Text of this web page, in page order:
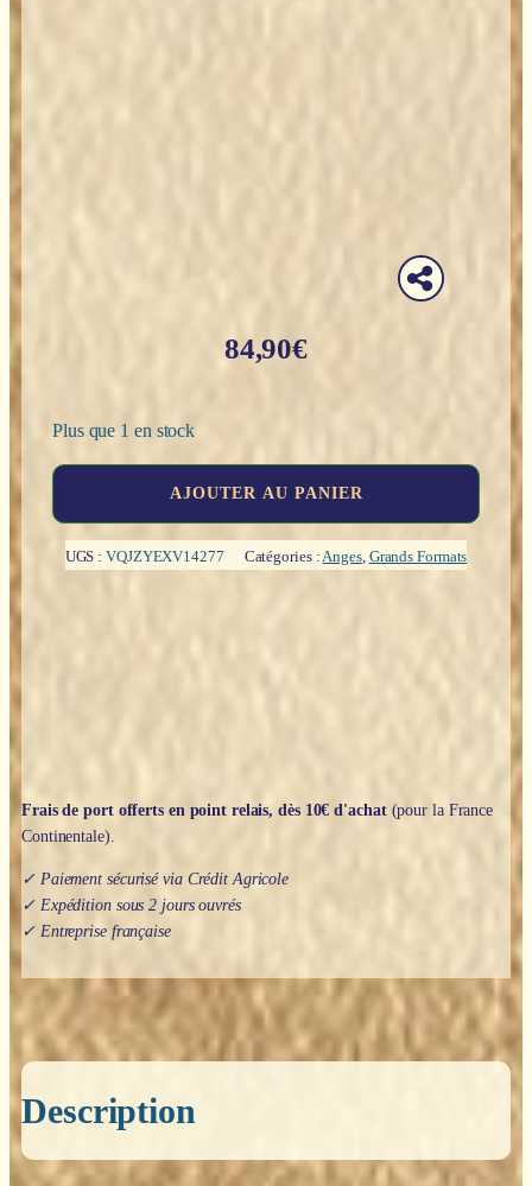
84,90€
Plus que 1 en stock
bois
AJOUTER AU PANIER
UGS :VQJZYEXV14277 Catégories :Anges, Grands Formats
Frais de port offerts en point relais, dès 10€ d'achat(pour la France
Continentale).
✓ Paiement sécurisé via Crédit Agricole
✓ Expédition sous 2 jours ouvrés
✓ Entreprise française
Description